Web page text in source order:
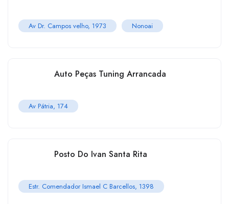
Av Dr. Campos velho, 1973 Nonoai
Auto Peças Tuning Arrancada
Av Pátria, 174
Posto Do Ivan Santa Rita
Estr. Comendador Ismael C Barcellos, 1398